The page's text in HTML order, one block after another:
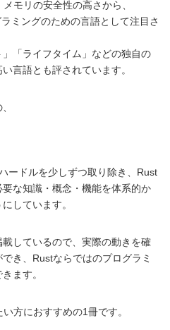
モリの安全性の高さから、
ミングのための言語として注目さ
「ライフタイム」などの独自の
言語とも評されています。
ードルを少しずつ取り除き、Rust
な知識・概念・機能を体系的か
しています。
しているので、実際の動きを確
き、Rustならではのプログラミ
ます。
方におすすめの1冊です。